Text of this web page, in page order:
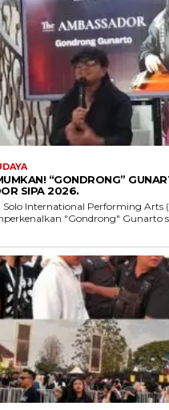
“GONDRONG”
SIPA 2026.
Solo International Performing Arts
"Gondrong" Gunarto